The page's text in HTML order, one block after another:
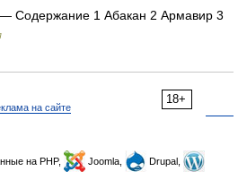
— Содержание 1 Абакан 2 Армавир 3
18+
на сайте
на PHP, Joomla,
Drupal,